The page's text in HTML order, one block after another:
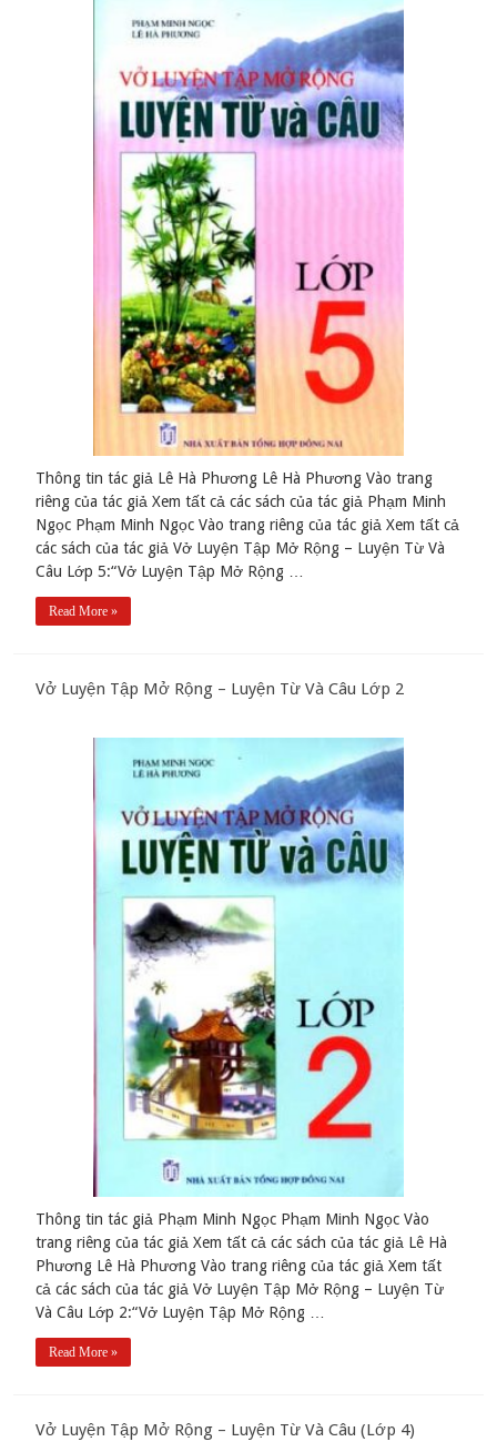
Thông tin tác giả Lê Hà Phương Lê Hà Phương Vào trang
riêng của tác giả Xem tất cả các sách của tác giả Phạm Minh
Ngọc Phạm Minh Ngọc Vào trang riêng của tác giả Xem tất cả
các sách của tác giả Vở Luyện Tập Mở Rộng – Luyện Từ Và
Câu Lớp 5:“Vở Luyện Tập Mở Rộng …
Read More »
Vở Luyện Tập Mở Rộng – Luyện Từ Và Câu Lớp 2
Thông tin tác giả Phạm Minh Ngọc Phạm Minh Ngọc Vào
trang riêng của tác giả Xem tất cả các sách của tác giả Lê Hà
Phương Lê Hà Phương Vào trang riêng của tác giả Xem tất
cả các sách của tác giả Vở Luyện Tập Mở Rộng – Luyện Từ
Và Câu Lớp 2:“Vở Luyện Tập Mở Rộng …
Read More »
Vở Luyện Tập Mở Rộng – Luyện Từ Và Câu (Lớp 4)